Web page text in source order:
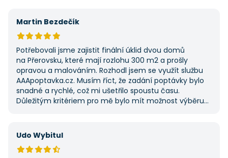
Martin Bezdečík
Potřebovali jsme zajistit finální úklid dvou domů
na Přerovsku, které mají rozlohu 300 m2 a prošly
opravou a malováním. Rozhodl jsem se využít službu
AAApoptavka.cz. Musím říct, že zadání poptávky bylo
snadné a rychlé, což mi ušetřilo spoustu času.
Důležitým kritériem pro mě bylo mít možnost výběru
první, ale se službou jsem byl spokojený, protože mi
umožnila najít rychlé řešení. Vše proběhlo v pořádku
a příště jejich službu využiji znovu.
Udo Wybitul